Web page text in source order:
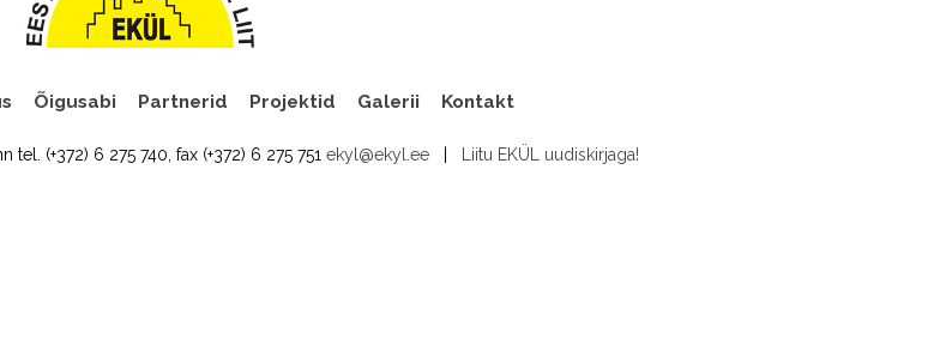
Õigusabi Partnerid Projektid Galerii Kontakt
tel. (+372) 6 275 740, fax (+372) 6 275 751 ekyl@ekyl.ee Liitu EKÜL uudiskirjaga!